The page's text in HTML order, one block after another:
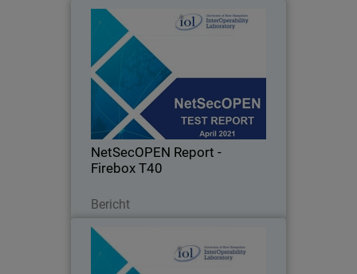
NetSecOPEN Report -
Firebox T40
Bericht
NetSecOPEN Report - Firebox
NetSecOPEN, who evaluates real-world
firewall performance to reflect today’s
security needs, has certified Firebox T40
appliances.
NetSecOPEN Report - Firebox
M4800/M5800